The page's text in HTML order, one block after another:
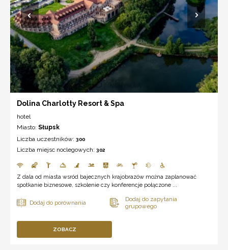
Dolina Charlotty Resort & Spa
hotel
Miasto: Słupsk
Liczba uczestników: 300
Liczba miejsc noclegowych: 302
Z dala od miasta wsród bajecznych krajobrazów można zaplanować
spotkanie biznesowe, szkolenie czy konferencje połączone ...
ZOBACZ